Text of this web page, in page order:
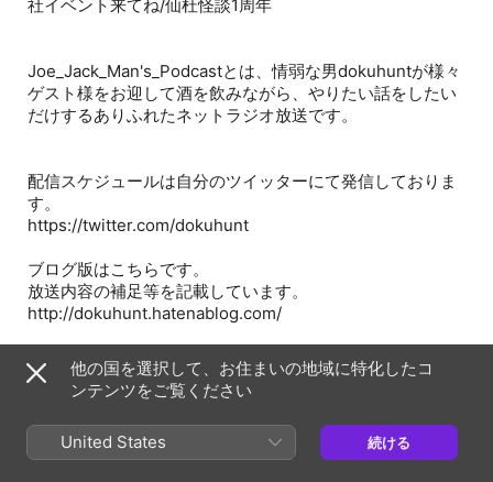
社イベント来てね/仙杜怪談1周年
Joe_Jack_Man's_Podcastとは、情弱な男dokuhuntが様々
ゲスト様をお迎して酒を飲みながら、やりたい話をしたい
だけするありふれたネットラジオ放送です。
配信スケジュールは自分のツイッターにて発信しておりま
す。
https://twitter.com/dokuhunt
ブログ版はこちらです。
放送内容の補足等を記載しています。
http://dokuhunt.hatenablog.com/
ポッドキャスト配信はこちらのブログで行っております。
http://dokuhuntnetradio.seesaa.net/
itunesでも配信中！
https://itunes.apple.com/jp/podcast/joe-jack-mans-
podcast/id657765654?mt=2
他の国を選択して、お住まいの地域に特化したコ
ンテンツをご覧ください
United States 続ける